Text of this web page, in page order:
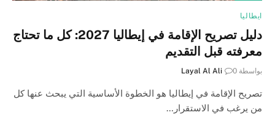
ايطاليا
دليل تصريح الإقامة في إيطاليا 2027: كل ما تحتاج
معرفته قبل التقديم
بواسطة Layal Al Ali 0
تصريح الإقامة في إيطاليا هو الخطوة الأساسية التي يبحث عنها كل
من يرغب في الاستقرار…